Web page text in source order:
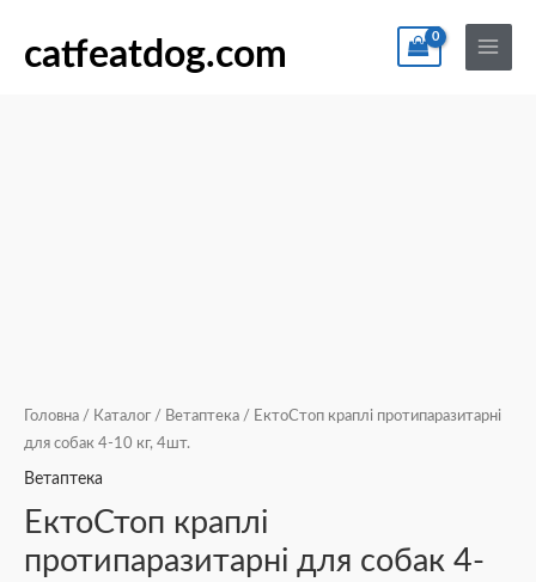
catfeatdog.com
Main
Menu
Головна / Каталог / Ветаптека / ЕктоСтоп краплі протипаразитарні
для собак 4-10 кг, 4шт.
Ветаптека
ЕктоСтоп краплі
протипаразитарні для собак 4-
ЕктоСтоп
краплі